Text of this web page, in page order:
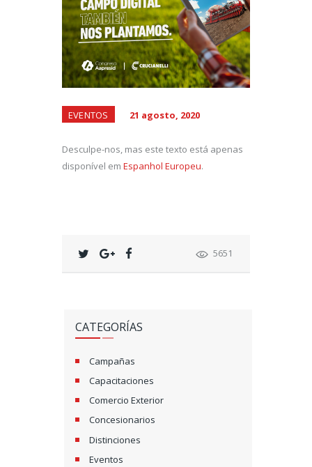
EVENTOS 21 agosto, 2020
Desculpe-nos, mas este texto está apenas
disponível em Espanhol Europeu.
5651
CATEGORÍAS
Campañas
Capacitaciones
Comercio Exterior
Concesionarios
Distinciones
Eventos